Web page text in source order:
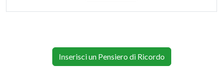
Inserisci un Pensiero di Ricordo